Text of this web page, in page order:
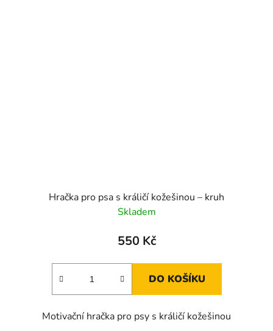
Hračka pro psa s králičí kožešinou – kruh
Skladem
550 Kč
DO KOŠÍKU
Motivační hračka pro psy s králičí kožešinou